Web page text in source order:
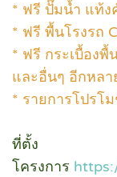
* ฟรี ปั๊มน้ำ แท้ง
* ฟรี พื้นโรงรถ
* ฟรี กระเบื้องพื้
และอื่นๆ อีกหลา
* รายการโปรโ
ที่ตั้ง
โครงการ